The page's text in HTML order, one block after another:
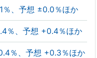
％、予想 ±0.0％ほか
％、予想 +0.4％ほか
％、予想 +0.3％ほか